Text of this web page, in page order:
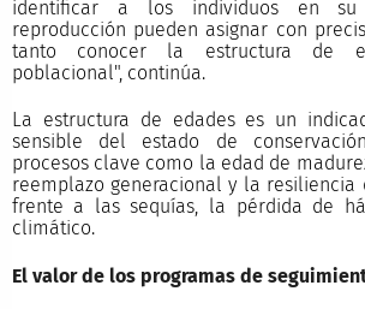
identificar a los individuos en
reproducción pueden asignar con
tanto conocer la estructura de
poblacional", continúa.
La estructura de edades es un
sensible del estado de
procesos clave como la edad de
reemplazo generacional y la resiliencia
frente a las sequías, la pérdida de
climático.
El valor de los programas de